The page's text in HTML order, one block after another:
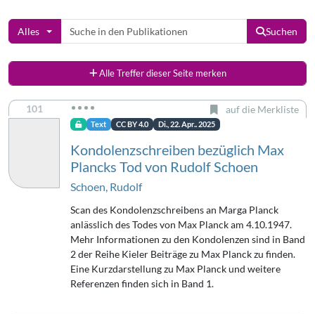
Alles Suchen
Alle Treffer dieser Seite merken
101 auf die Merkliste
Text CC BY 4.0 Di., 22. Apr.. 2025
Kondolenzschreiben bezüglich Max
Plancks Tod von Rudolf Schoen
Schoen, Rudolf
Scan des Kondolenzschreibens an Marga Planck
anlässlich des Todes von Max Planck am 4.10.1947.
Mehr Informationen zu den Kondolenzen sind in Band
2 der Reihe Kieler Beiträge zu Max Planck zu finden.
Eine Kurzdarstellung zu Max Planck und weitere
Referenzen finden sich in Band 1.